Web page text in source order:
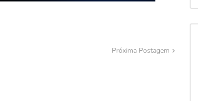
Próxima Postagem